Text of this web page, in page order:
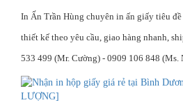
In Ấn Trần Hùng chuyên in ấn giấy tiêu
thiết kế theo yêu cầu, giao hàng nhanh,
533 499 (Mr. Cường) - 0909 106 848 (Ms.